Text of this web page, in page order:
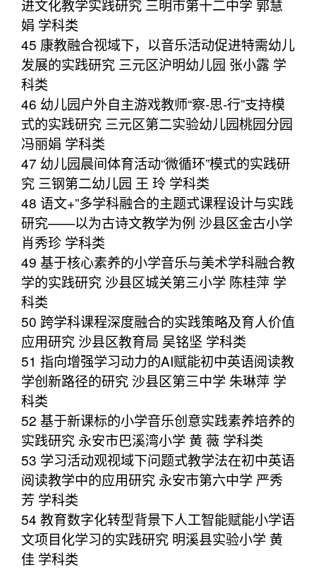
进文化教学实践研究 三明市第十二中学 郭慧
娟 学科类
45 康教融合视域下，以音乐活动促进特需幼儿
发展的实践研究 三元区沪明幼儿园 张小露 学
科类
46 幼儿园户外自主游戏教师“察-思-行”支持模
式的实践研究 三元区第二实验幼儿园桃园分园
冯丽娟 学科类
47 幼儿园晨间体育活动“微循环”模式的实践研
究 三钢第二幼儿园 王 玲 学科类
48 语文+”多学科融合的主题式课程设计与实践
研究——以为古诗文教学为例 沙县区金古小学
肖秀珍 学科类
49 基于核心素养的小学音乐与美术学科融合教
学的实践研究 沙县区城关第三小学 陈桂萍 学
科类
50 跨学科课程深度融合的实践策略及育人价值
应用研究 沙县区教育局 吴铭坚 学科类
51 指向增强学习动力的AI赋能初中英语阅读教
学创新路径的研究 沙县区第三中学 朱琳萍 学
科类
52 基于新课标的小学音乐创意实践素养培养的
实践研究 永安市巴溪湾小学 黄 薇 学科类
53 学习活动观视域下问题式教学法在初中英语
阅读教学中的应用研究 永安市第六中学 严秀
芳 学科类
54 教育数字化转型背景下人工智能赋能小学语
文项目化学习的实践研究 明溪县实验小学 黄
佳 学科类